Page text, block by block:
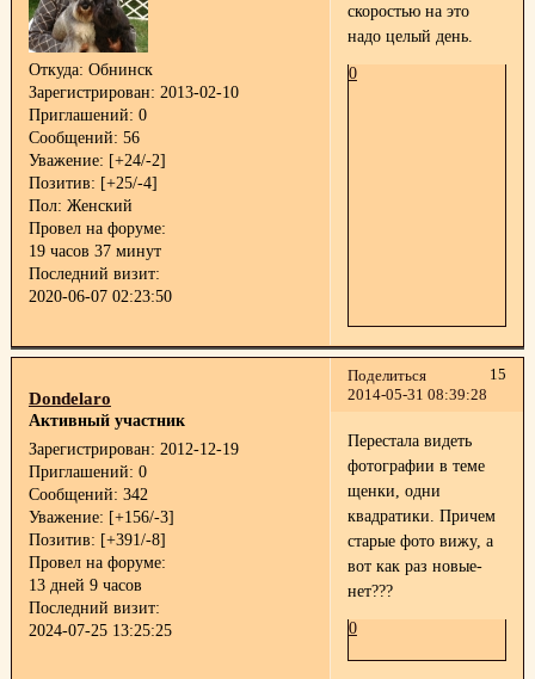
Откуда: Обнинск
Зарегистрирован: 2013-02-10
Приглашений: 0
Сообщений: 56
Уважение: [+24/-2]
Позитив: [+25/-4]
Пол: Женский
Провел на форуме:
19 часов 37 минут
Последний визит:
2020-06-07 02:23:50
скоростью на это
надо целый день.
0
Поделиться
15
2014-05-31 08:39:28
Dondelaro
Активный участник
Зарегистрирован: 2012-12-19
Приглашений: 0
Сообщений: 342
Уважение: [+156/-3]
Позитив: [+391/-8]
Провел на форуме:
13 дней 9 часов
Последний визит:
2024-07-25 13:25:25
Перестала видеть
фотографии в теме
щенки, одни
квадратики. Причем
старые фото вижу, а
вот как раз новые-
нет???
0